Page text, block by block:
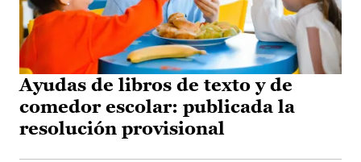
Ayudas de libros de texto y de
comedor escolar: publicada la
resolución provisional